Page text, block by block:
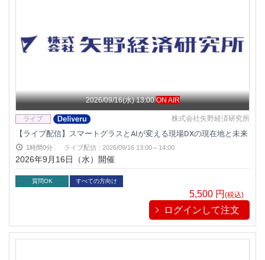
2026/09/16(水) 13:00ON AIR
株式会社矢野経済研究所
【ライブ配信】スマートグラスとAIが変える現場DXの現在地と未来
1時間0分 ライブ配信 : 2026/09/16 13:00～14:00
2026年9月16日（水）開催
質問OK すべての方向け
5,500 円 (税込)
ログインして注文